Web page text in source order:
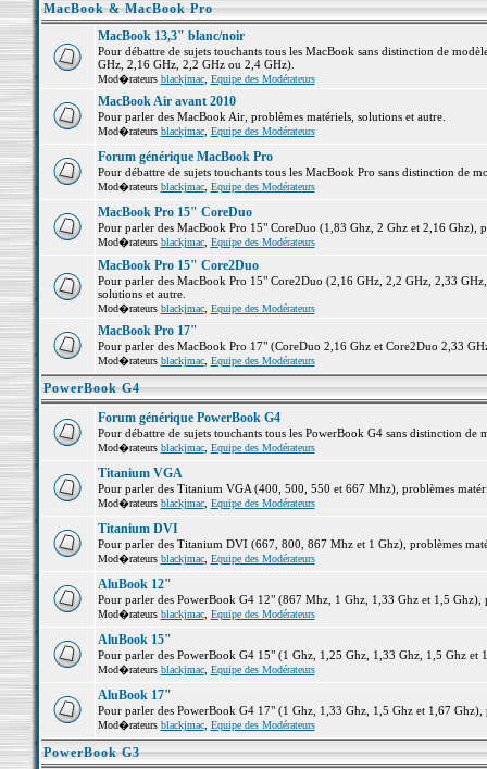
MacBook & MacBook Pro
MacBook 13,3" blanc/noir
Pour débattre de sujets touchants tous les MacBook sans distinction de
GHz, 2,16 GHz, 2,2 GHz ou 2,4 GHz).
Mod�rateurs blackjmac, Equipe des Modérateurs
MacBook Air avant 2010
Pour parler des MacBook Air, problèmes matériels, solutions et autre.
Mod�rateurs blackjmac, Equipe des Modérateurs
Forum générique MacBook Pro
Pour débattre de sujets touchants tous les MacBook Pro sans distinction de
Mod�rateurs blackjmac, Equipe des Modérateurs
MacBook Pro 15" CoreDuo
Pour parler des MacBook Pro 15" CoreDuo (1,83 Ghz, 2 Ghz et 2,16 Ghz),
Mod�rateurs blackjmac, Equipe des Modérateurs
MacBook Pro 15" Core2Duo
Pour parler des MacBook Pro 15" Core2Duo (2,16 GHz, 2,2 GHz, 2,33
solutions et autre.
Mod�rateurs blackjmac, Equipe des Modérateurs
MacBook Pro 17"
Pour parler des MacBook Pro 17" (CoreDuo 2,16 Ghz et Core2Duo 2,33
Mod�rateurs blackjmac, Equipe des Modérateurs
PowerBook G4
Forum générique PowerBook G4
Pour débattre de sujets touchants tous les PowerBook G4 sans distinction de
Mod�rateurs blackjmac, Equipe des Modérateurs
Titanium VGA
Pour parler des Titanium VGA (400, 500, 550 et 667 Mhz), problèmes
Mod�rateurs blackjmac, Equipe des Modérateurs
Titanium DVI
Pour parler des Titanium DVI (667, 800, 867 Mhz et 1 Ghz), problèmes
Mod�rateurs blackjmac, Equipe des Modérateurs
AluBook 12"
Pour parler des PowerBook G4 12" (867 Mhz, 1 Ghz, 1,33 Ghz et 1,5 Ghz),
Mod�rateurs blackjmac, Equipe des Modérateurs
AluBook 15"
Pour parler des PowerBook G4 15" (1 Ghz, 1,25 Ghz, 1,33 Ghz, 1,5 Ghz et
Mod�rateurs blackjmac, Equipe des Modérateurs
AluBook 17"
Pour parler des PowerBook G4 17" (1 Ghz, 1,33 Ghz, 1,5 Ghz et 1,67 Ghz),
Mod�rateurs blackjmac, Equipe des Modérateurs
PowerBook G3